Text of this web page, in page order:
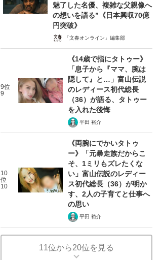
魅了した名優、複雑な父親像へ
の想いを語る”《日本興収70億
円突破》
「文春オンライン」編集部
9位
9
《14歳で指にタトゥー》
「息子から『ママ、腕は
隠して』と…」富山伝説
のレディース初代総長
（36）が語る、タトゥー
を入れた後悔
平田 裕介
10
位
10
《両腕にでかいタトゥ
ー》「元暴走族だからこ
そ、1ミリもズレたくな
い」富山伝説のレディー
ス初代総長（36）が明か
す、2人の子育てと仕事へ
の思い
平田 裕介
11位から20位を見る